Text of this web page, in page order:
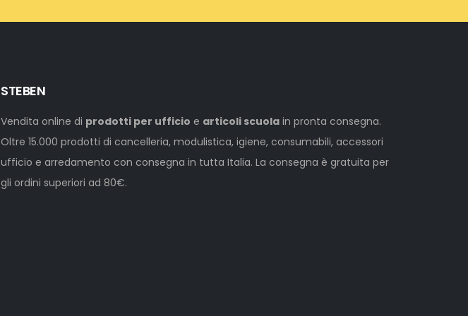
STEBEN
Vendita online di prodotti per ufficio e articoli scuola in pronta consegna.
Oltre 15.000 prodotti di cancelleria, modulistica, igiene, consumabili, accessori
ufficio e arredamento con consegna in tutta Italia. La consegna è gratuita per
gli ordini superiori ad 80€.